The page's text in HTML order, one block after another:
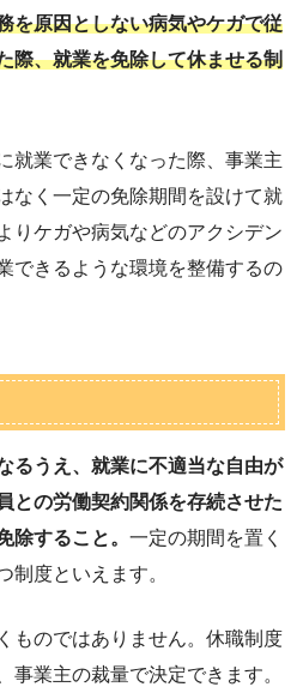
を原因としない病気やケガで従
際、就業を免除して休ませる制
就業できなくなった際、事業主
なく一定の免除期間を設けて就
りケガや病気などのアクシデン
できるような環境を整備するの
るうえ、就業に不適当な自由が
との労働契約関係を存続させた
除すること。 一定の期間を置く
制度といえます。
ものではありません。休職制度
事業主の裁量で決定できます。